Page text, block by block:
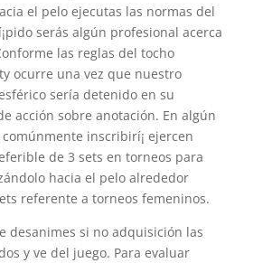
el pelo ejecutas las normas del
serás algún profesional acerca
las reglas del tocho
ocurre una vez que nuestro
serí­a detenido en su
acción sobre anotación. En algún
inscribirí¡ ejercen
de 3 sets en torneos para
hacia el pelo alrededor
referente a torneos femeninos.
desanimes si no adquisición las
y ve del juego. Para evaluar